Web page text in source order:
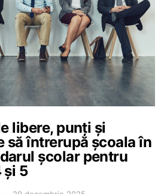
libere, punți și
să întrerupă școala în
școlar pentru
și 5